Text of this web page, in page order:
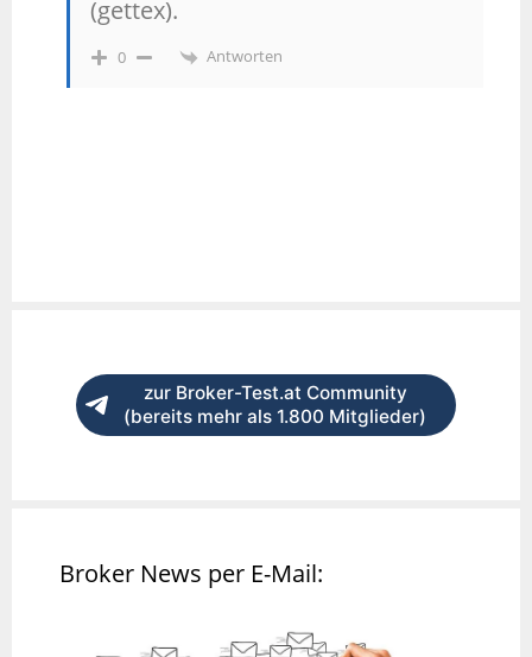
(gettex).
0 Antworten
zur Broker-Test.at Community
(bereits mehr als 1.800 Mitglieder)
Broker News per E-Mail: